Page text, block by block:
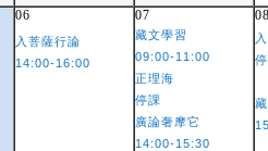
06
入菩薩行論
14:00-16:00
07
藏文學習
09:00-11:00
正理海
停課
廣論奢摩它
14:00-15:30